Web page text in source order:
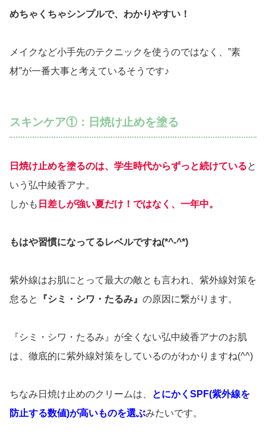
めちゃくちゃシンプルで、わかりやすい！
メイクなど小手先のテクニックを使うのではなく、”素
材”が一番大事と考えているそうです♪
スキンケア①：日焼け止めを塗る
日焼け止めを塗るのは、学生時代からずっと続けていると
いう弘中綾香アナ。
しかも 日差しが強い夏だけ！ではなく、一年中。
もはや習慣になってるレベルですね(*^-^*)
紫外線はお肌にとって最大の敵とも言われ、紫外線対策を
怠ると
『シミ・シワ・たるみ』 の原因に繋がります。
『シミ・シワ・たるみ』が全くない弘中綾香アナのお肌
は、徹底的に紫外線対策をしているのがわかりますね(^^)
ちなみ日焼け止めのクリームは、
とにかくSPF(紫外線を
防止する数値)が高いものを選ぶみたいです。